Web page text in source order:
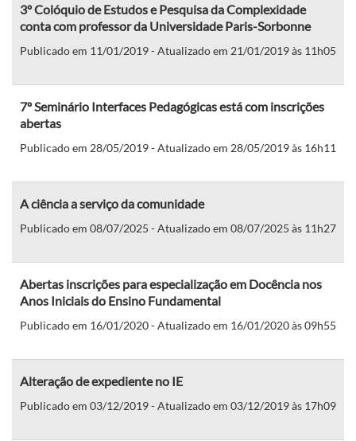
3º Colóquio de Estudos e Pesquisa da Complexidade
conta com professor da Universidade Paris-Sorbonne
Publicado em 11/01/2019 - Atualizado em 21/01/2019 às 11h05
7º Seminário Interfaces Pedagógicas está com inscrições
abertas
Publicado em 28/05/2019 - Atualizado em 28/05/2019 às 16h11
A ciência a serviço da comunidade
Publicado em 08/07/2025 - Atualizado em 08/07/2025 às 11h27
Abertas inscrições para especialização em Docência nos
Anos Iniciais do Ensino Fundamental
Publicado em 16/01/2020 - Atualizado em 16/01/2020 às 09h55
Alteração de expediente no IE
Publicado em 03/12/2019 - Atualizado em 03/12/2019 às 17h09